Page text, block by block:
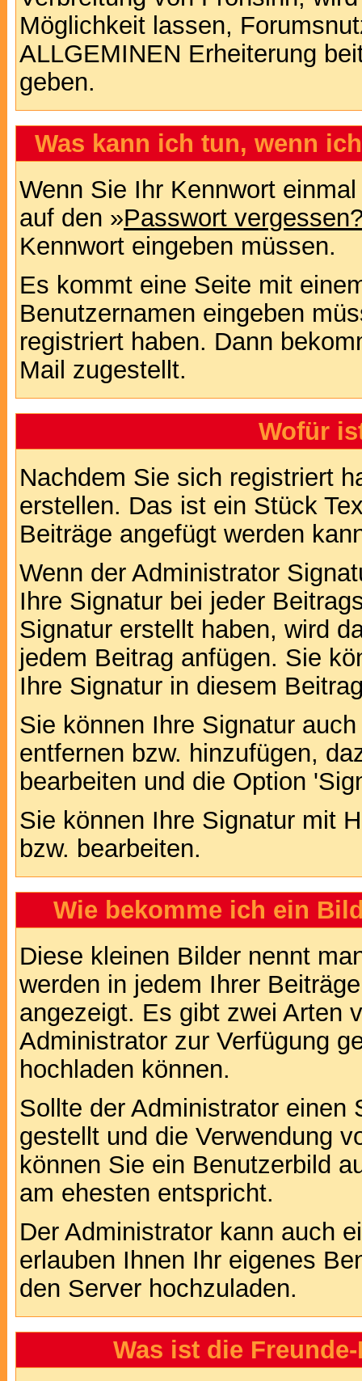
Möglichkeit lassen,
ALLGEMINEN Erheiterung
geben.
Was kann ich tun, wenn
Wenn Sie Ihr Kennwort
auf den »Passwort
Kennwort eingeben müssen.
Es kommt eine Seite mit
Benutzernamen eingeben
registriert haben. Dann
Mail zugestellt.
Wofür
Nachdem Sie sich registriert
erstellen. Das ist ein Stück
Beiträge angefügt werden
Wenn der Administrator
Ihre Signatur bei jeder
Signatur erstellt haben, wird
jedem Beitrag anfügen. Sie
Ihre Signatur in diesem
Sie können Ihre Signatur
entfernen bzw. hinzufügen,
bearbeiten und die Option
Sie können Ihre Signatur mit
bzw. bearbeiten.
Wie bekomme ich ein
Diese kleinen Bilder nennt
werden in jedem Ihrer
angezeigt. Es gibt zwei Arten
Administrator zur Verfügung
hochladen können.
Sollte der Administrator einen
gestellt und die Verwendung
können Sie ein Benutzerbild
am ehesten entspricht.
Der Administrator kann auch
erlauben Ihnen Ihr eigenes
den Server hochzuladen.
Was ist die